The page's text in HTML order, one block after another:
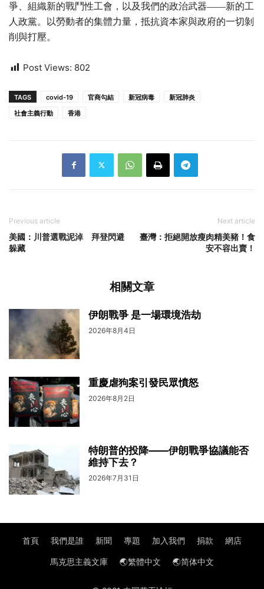
爭、組織新的戰鬥性工會，以及我們的政治武器——新的工
人政黨。以勞動者的集體力量，抵抗資本家與政府的一切剝
削與打壓。
Post Views: 802
TAGS covid-19 官商勾結 新冠病毒
新冠肺炎
社會主義行動
香港
Previous article
美國：川普選戰泥淖 拜登閃避
躲藏
Next article
臺灣：拒絕開放瘦肉精美豬！食
安不容出賣！
相關文章
伊朗戰爭 是一場環境浩劫
2026年8月4日
重慶虐狗案引發民眾憤怒
2026年8月2日
特朗普的投降——伊朗戰爭協議能否
維持下去？
2026年7月31日
首頁 我們是誰 新聞 專題 加入我們 捐款 網店
馬克思主義文庫 🌏繁體中文 🌏简体中文